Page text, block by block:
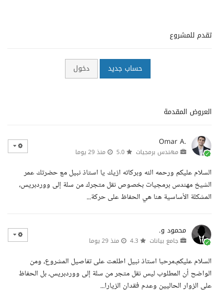
تقدم للمشروع
حساب جديد دخول
العروض المقدمة
Omar A.
مهندس برمجيات منذ 29 يوما
السلام عليكم ورحمه الله وبركاته ازيك يا استاذ نبيل مع حضرتك عمر
الشيخ مهندس برمجيات بخصوص نقل متجرك من سلة إلى ووردبريس،
المشكلة الأساسية هنا هي الحفاظ على حركة...
محمود و.
جامع بيانات منذ 29 يوما
السلام عليكم،مرحبا استاذ نبيل اطلعت على تفاصيل المشروع، ومن
الواضح أن المطلوب ليس نقل متجر من سلة إلى ووردبريس، بل الحفاظ
على الزوار الحاليين وعدم فقدان الزيارا...